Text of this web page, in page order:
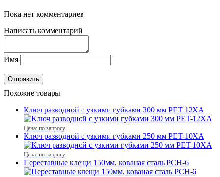
Пока нет комментариев
Написать комментарий
Имя
Похожие товары
Ключ разводной с узкими губками 300 мм PET-12XA
Цена: по запросу
Ключ разводной с узкими губками 250 мм PET-10XA
Цена: по запросу
Переставные клещи 150мм, кованая сталь PCH-6